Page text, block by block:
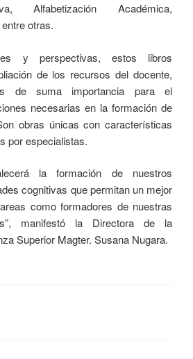
Alfabetización Académica,
otras.
y perspectivas, estos libros
de los recursos del docente,
de suma importancia para el
necesarias en la formación de
obras únicas con características
por especialistas.
la formación de nuestros
cognitivas que permitan un mejor
como formadores de nuestras
manifestó la Directora de la
Superior Magter. Susana Nugara.